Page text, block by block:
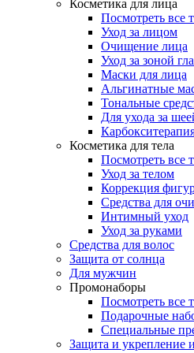
Косметика для лица
Посмотреть все
Уход за лицом
Очищение лица
Уход за зоной
Маски для лица
Альгинатные
Тональные
Для ухода за
Косметика для тела
Посмотреть все
Уход за телом
Коррекция
Средства для
Интимный уход
Уход за руками
Средства для волос
Защита от солнца
Для мужчин
Промонаборы
Посмотреть все
Подарочные
Специальные
Защита и укрепление